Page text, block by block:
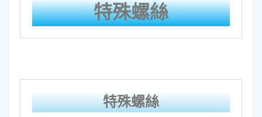
特殊螺絲
特殊螺絲